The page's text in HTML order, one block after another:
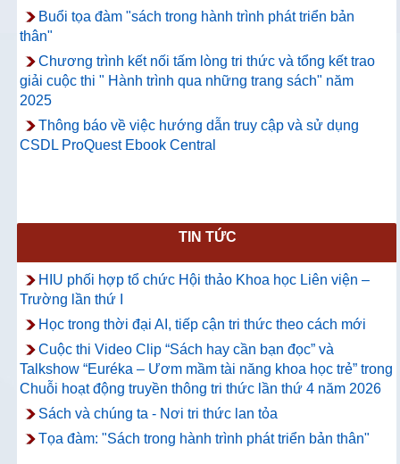
Buổi tọa đàm "sách trong hành trình phát triển bản
thân"
Chương trình kết nối tấm lòng tri thức và tổng kết trao
giải cuộc thi " Hành trình qua những trang sách" năm
2025
Thông báo về việc hướng dẫn truy cập và sử dụng
CSDL ProQuest Ebook Central
TIN TỨC
HIU phối hợp tổ chức Hội thảo Khoa học Liên viện –
Trường lần thứ I
Học trong thời đại AI, tiếp cận tri thức theo cách mới
Cuộc thi Video Clip “Sách hay cần bạn đọc” và
Talkshow “Euréka – Ươm mầm tài năng khoa học trẻ” trong
Chuỗi hoạt động truyền thông tri thức lần thứ 4 năm 2026
Sách và chúng ta - Nơi tri thức lan tỏa
Tọa đàm: "Sách trong hành trình phát triển bản thân"